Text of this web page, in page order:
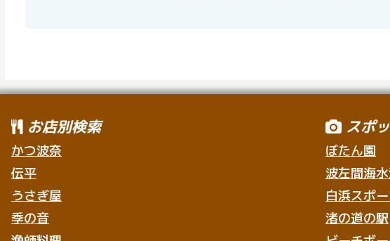
お店別検索
かつ波奈
伝平
うさぎ屋
季の音
スポ
ぼたん園
波左間海
白浜スポ
渚の道の駅